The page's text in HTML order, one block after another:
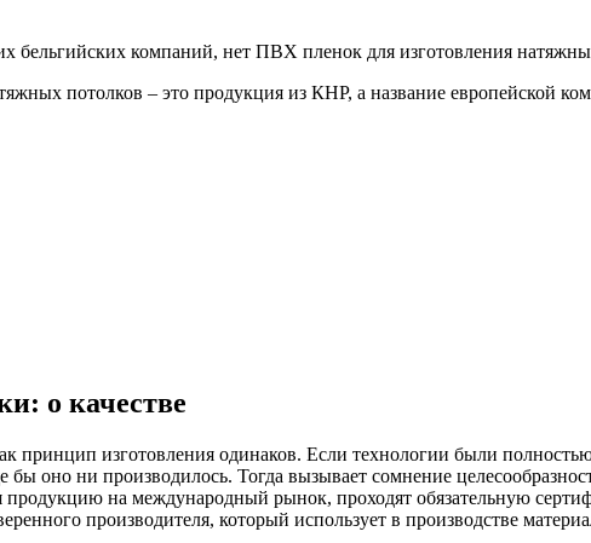
бельгийских компаний, нет ПВХ пленок для изготовления
потолков – это продукция из КНР, а название европейской
о качестве
принцип изготовления одинаков. Если технологии были
оно ни производилось. Тогда вызывает сомнение
на международный рынок, проходят обязательную
производителя, который использует в производстве